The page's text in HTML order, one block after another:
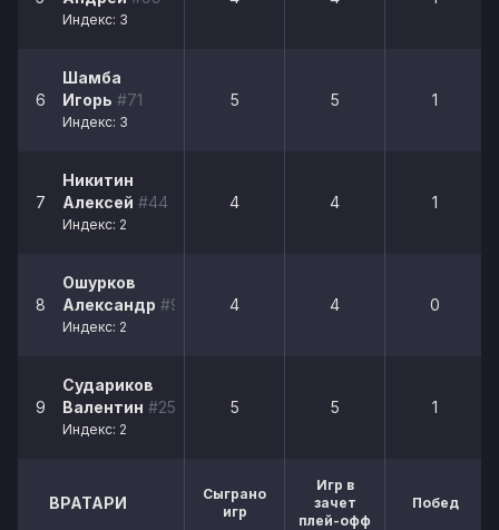
Индекс: 3
6
Шамба
Игорь #71
Индекс: 3
5 5 1
7
Никитин
Алексей #44
Индекс: 2
4 4 1
8
Ошурков
Александр #98
Индекс: 2
4 4 0
9
Судариков
Валентин #25
Индекс: 2
5 5 1
ВРАТАРИ
Сыграно
игр
Игр в
зачет
плей-офф
Побед